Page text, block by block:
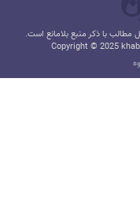
با ذکر منبع بلامانع است.
Copyright © 2025